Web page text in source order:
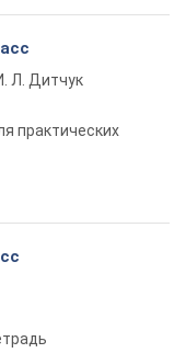
Л. Дитчук
практических